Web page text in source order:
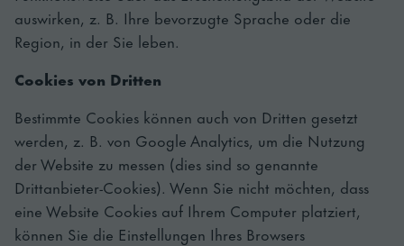
auswirken, z. B. Ihre bevorzugte Sprache oder die
Region, in der Sie leben.
Cookies von Dritten
Bestimmte Cookies können auch von Dritten gesetzt
werden, z. B. von Google Analytics, um die Nutzung
der Website zu messen (dies sind so genannte
Drittanbieter-Cookies). Wenn Sie nicht möchten, dass
eine Website Cookies auf Ihrem Computer platziert,
können Sie die Einstellungen Ihres Browsers